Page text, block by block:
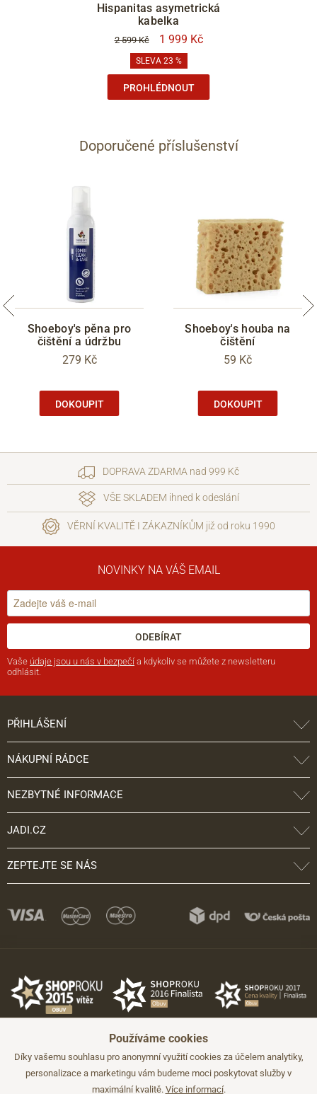
Hispanitas asymetrická
kabelka
2 599 Kč 1 999 Kč
SLEVA 23 %
PROHLÉDNOUT
Doporučené příslušenství
Shoeboy's pěna pro
čištění a údržbu
279 Kč
DOKOUPIT
Shoeboy's houba na
čištění
59 Kč
DOKOUPIT
DOPRAVA ZDARMA nad 999 Kč
VŠE SKLADEM ihned k odeslání
VĚRNÍ KVALITĚ I ZÁKAZNÍKŮM již od roku 1990
NOVINKY NA VÁŠ EMAIL
ODEBÍRAT
Vaše údaje jsou u nás v bezpečí a kdykoliv se můžete z newsletteru
odhlásit.
PŘIHLÁŠENÍ
NÁKUPNÍ RÁDCE
NEZBYTNÉ INFORMACE
JADI.CZ
ZEPTEJTE SE NÁS
©2026 JADI.cz. Užití materiálů bez souhlasu není možné.
Používáme cookies
Díky vašemu souhlasu pro anonymní využití cookies za účelem analytiky,
personalizace a marketingu vám budeme moci poskytovat služby v
maximální kvalitě. Více informací.